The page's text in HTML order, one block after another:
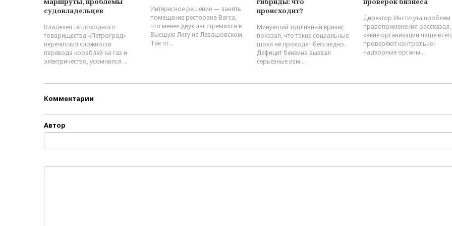
судовладельцев
Владелец теплоходного
товарищества «Петроград»
перечислил сложности
перевода кораблей на газ и
электричество, усомнился ...
Интересное решение — занять
помещение ресторана Barca,
что менее двух лет стремился в
Высшую Лигу на Левашовском.
Так чт...
происходит?
Минувший топливный кризис
показал, что такие социальные
шоки не проходят бесследно.
Дефицит бензина вызвал
серьезные изм...
Директор Института проблем
правоприменения рассказал,
какие организации чаще
проверяют контрольно-
надзорные органы...
Комментарии
Автор